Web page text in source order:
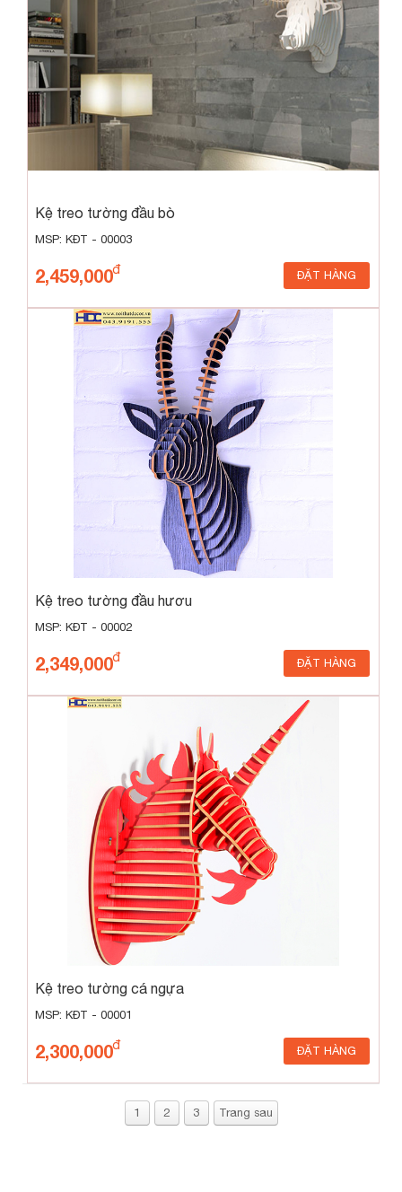
Kệ treo tường đầu bò
MSP: KĐT - 00003
2,459,000 ĐẶT HÀNG
Kệ treo tường đầu hươu
MSP: KĐT - 00002
2,349,000 ĐẶT HÀNG
Kệ treo tường cá ngựa
MSP: KĐT - 00001
2,300,000 ĐẶT HÀNG
1 2 3 Trang sau